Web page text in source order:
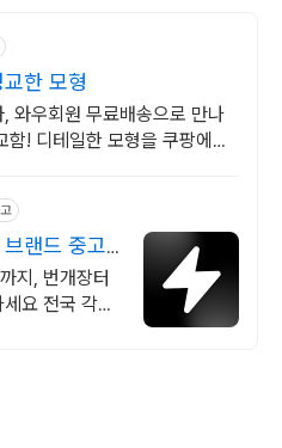
한 모형
와우회원 무료배송으로 만나
! 디테일한 모형을 쿠팡에서
랜드 중고
지, 번개장터
요 전국 각지